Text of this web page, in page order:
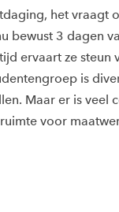
het vraagt
bewust 3 dagen
ervaart ze steun
is
Maar er is veel
voor